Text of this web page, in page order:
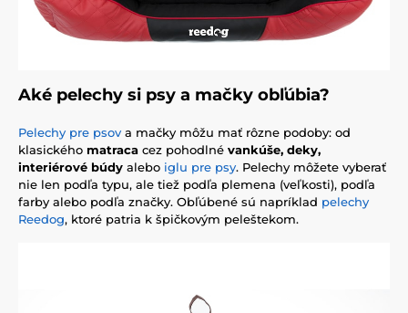
Aké pelechy si psy a mačky obľúbia?
Pelechy pre psov a mačky môžu mať rôzne podoby: od
klasického matraca cez pohodlné vankúše, deky,
interiérové búdy alebo iglu pre psy. Pelechy môžete vyberať
nie len podľa typu, ale tiež podľa plemena (veľkosti), podľa
farby alebo podľa značky. Obľúbené sú napríklad pelechy
Reedog, ktoré patria k špičkovým peleštekom.